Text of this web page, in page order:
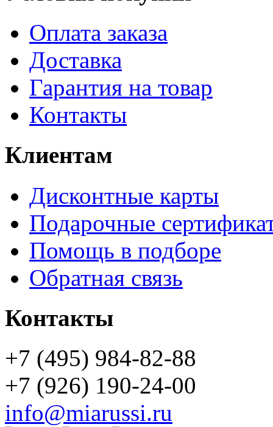
Оплата заказа
Доставка
Гарантия на товар
Контакты
Клиентам
Дисконтные карты
Подарочные
Помощь в подборе
Обратная связь
Контакты
+7 (495) 984-82-88
+7 (926) 190-24-00
info@miarussi.ru